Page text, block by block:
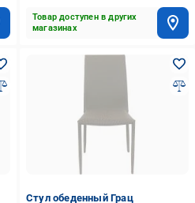
Товар доступен в других
магазинах
Стул обеденный Грац